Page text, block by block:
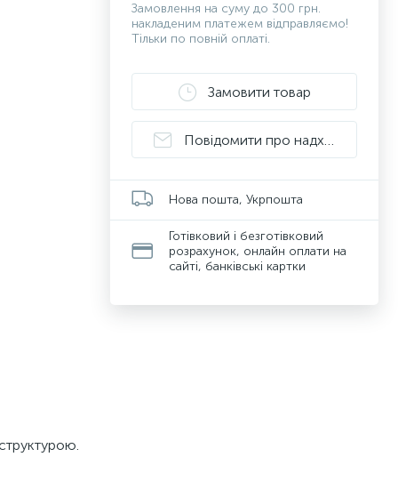
Замовлення на суму до 300 грн.
накладеним платежем відправляємо!
Тільки по повній оплаті.
Замовити товар
Повідомити про надходження
Нова пошта, Укрпошта
Готівковий і безготівковий
розрахунок, онлайн оплати на
сайті, банківські картки